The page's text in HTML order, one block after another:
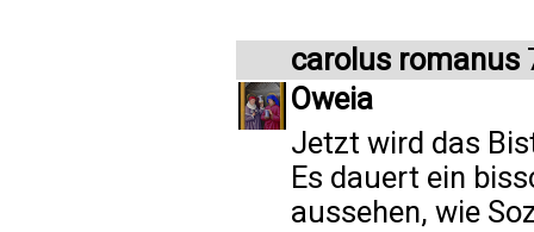
carolus romanus
Oweia
Jetzt wird das
Es dauert ein
aussehen, wie